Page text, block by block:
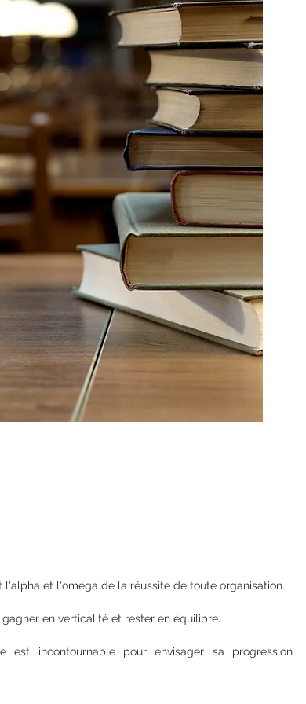
et l'oméga de la réussite de toute organisation.
en verticalité et rester en équilibre.
incontournable pour envisager sa progression